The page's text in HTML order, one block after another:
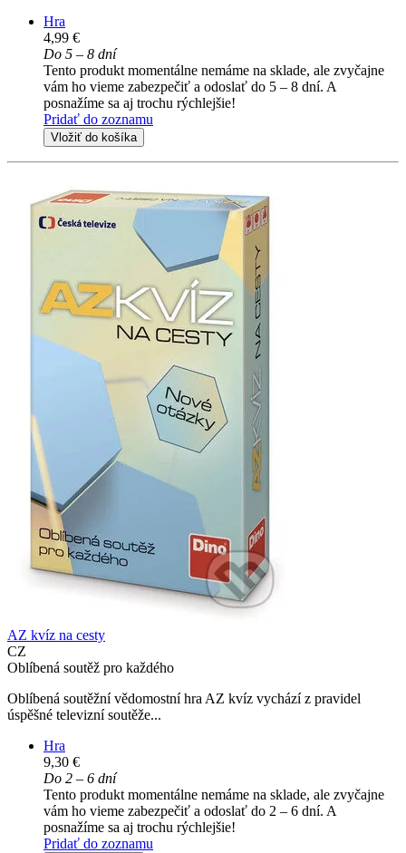
Hra
4,99 €
Do 5 – 8 dní
Tento produkt momentálne nemáme na sklade, ale zvyčajne
vám ho vieme zabezpečiť a odoslať do 5 – 8 dní. A
posnažíme sa aj trochu rýchlejšie!
Pridať do zoznamu
Vložiť do košíka
AZ kvíz na cesty
CZ
Oblíbená soutěž pro každého
Oblíbená soutěžní vědomostní hra AZ kvíz vychází z pravidel
úspěšné televizní soutěže...
Hra
9,30 €
Do 2 – 6 dní
Tento produkt momentálne nemáme na sklade, ale zvyčajne
vám ho vieme zabezpečiť a odoslať do 2 – 6 dní. A
posnažíme sa aj trochu rýchlejšie!
Pridať do zoznamu